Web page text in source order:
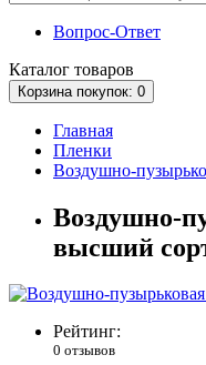
Вопрос-Ответ
Каталог товаров
Корзина покупок: 0
Главная
Пленки
Воздушно-
Воздушно-
высший
Рейтинг:
0 отзывов